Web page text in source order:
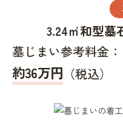
3.24㎡和型墓
墓じまい参考料金：
約36万円 （税込）